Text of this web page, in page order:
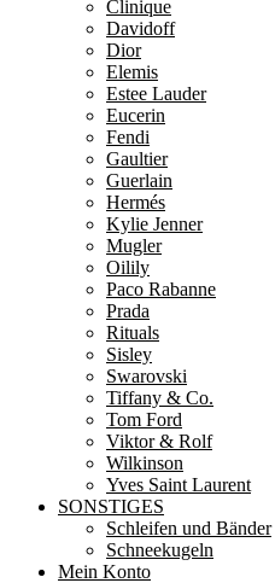
Clinique
Davidoff
Dior
Elemis
Estee Lauder
Eucerin
Fendi
Gaultier
Guerlain
Hermés
Kylie Jenner
Mugler
Oilily
Paco Rabanne
Prada
Rituals
Sisley
Swarovski
Tiffany & Co.
Tom Ford
Viktor & Rolf
Wilkinson
Yves Saint Laurent
SONSTIGES
Schleifen und Bänder
Schneekugeln
Mein Konto